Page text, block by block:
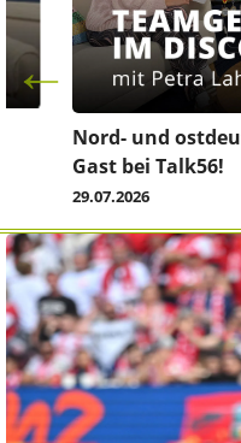
Nord- und
Gast bei Talk56!
29.07.2026